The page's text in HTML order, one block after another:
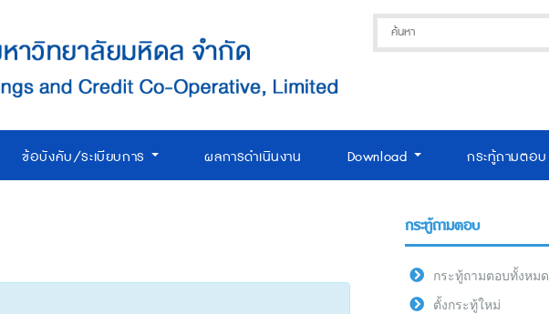
ข้อบังคับ/ระเบียบการ ผลการดำเนินงาน Download กระทู้ถามตอบ
กระทู้ถามตอบ
กระทู้ถามตอบทั้งหมด
ตั้งกระทู้ใหม่